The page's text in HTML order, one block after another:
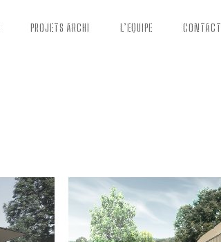
PROJETS ARCHI L’EQUIPE CONTACT